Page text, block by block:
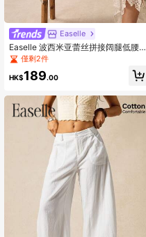
Easelle
Easelle 波西米亚蕾丝拼接阔腿低腰宽
松女裤僅剩2件
HK$189.00